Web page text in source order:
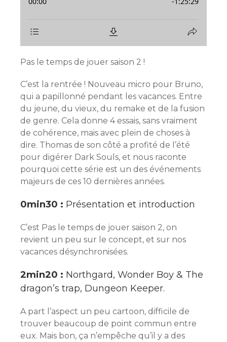
Pas le temps de jouer saison 2 !
C’est la rentrée ! Nouveau micro pour Bruno,
qui a papillonné pendant les vacances. Entre
du jeune, du vieux, du remake et de la fusion
de genre. Cela donne 4 essais, sans vraiment
de cohérence, mais avec plein de choses à
dire. Thomas de son côté a profité de l’été
pour digérer Dark Souls, et nous raconte
pourquoi cette série est un des événements
majeurs de ces 10 dernières années.
0min30 : Présentation et introduction
C’est Pas le temps de jouer saison 2, on
revient un peu sur le concept, et sur nos
vacances désynchronisées.
2min20 : Northgard, Wonder Boy & The
dragon’s trap, Dungeon Keeper.
A part l’aspect un peu cartoon, difficile de
trouver beaucoup de point commun entre
eux. Mais bon, ça n’empêche qu’il y a des